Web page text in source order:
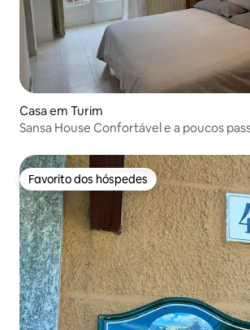
Casa em Turim
Sansa House Confortável e a
Favorito dos hóspedes
Favorito dos hóspedes